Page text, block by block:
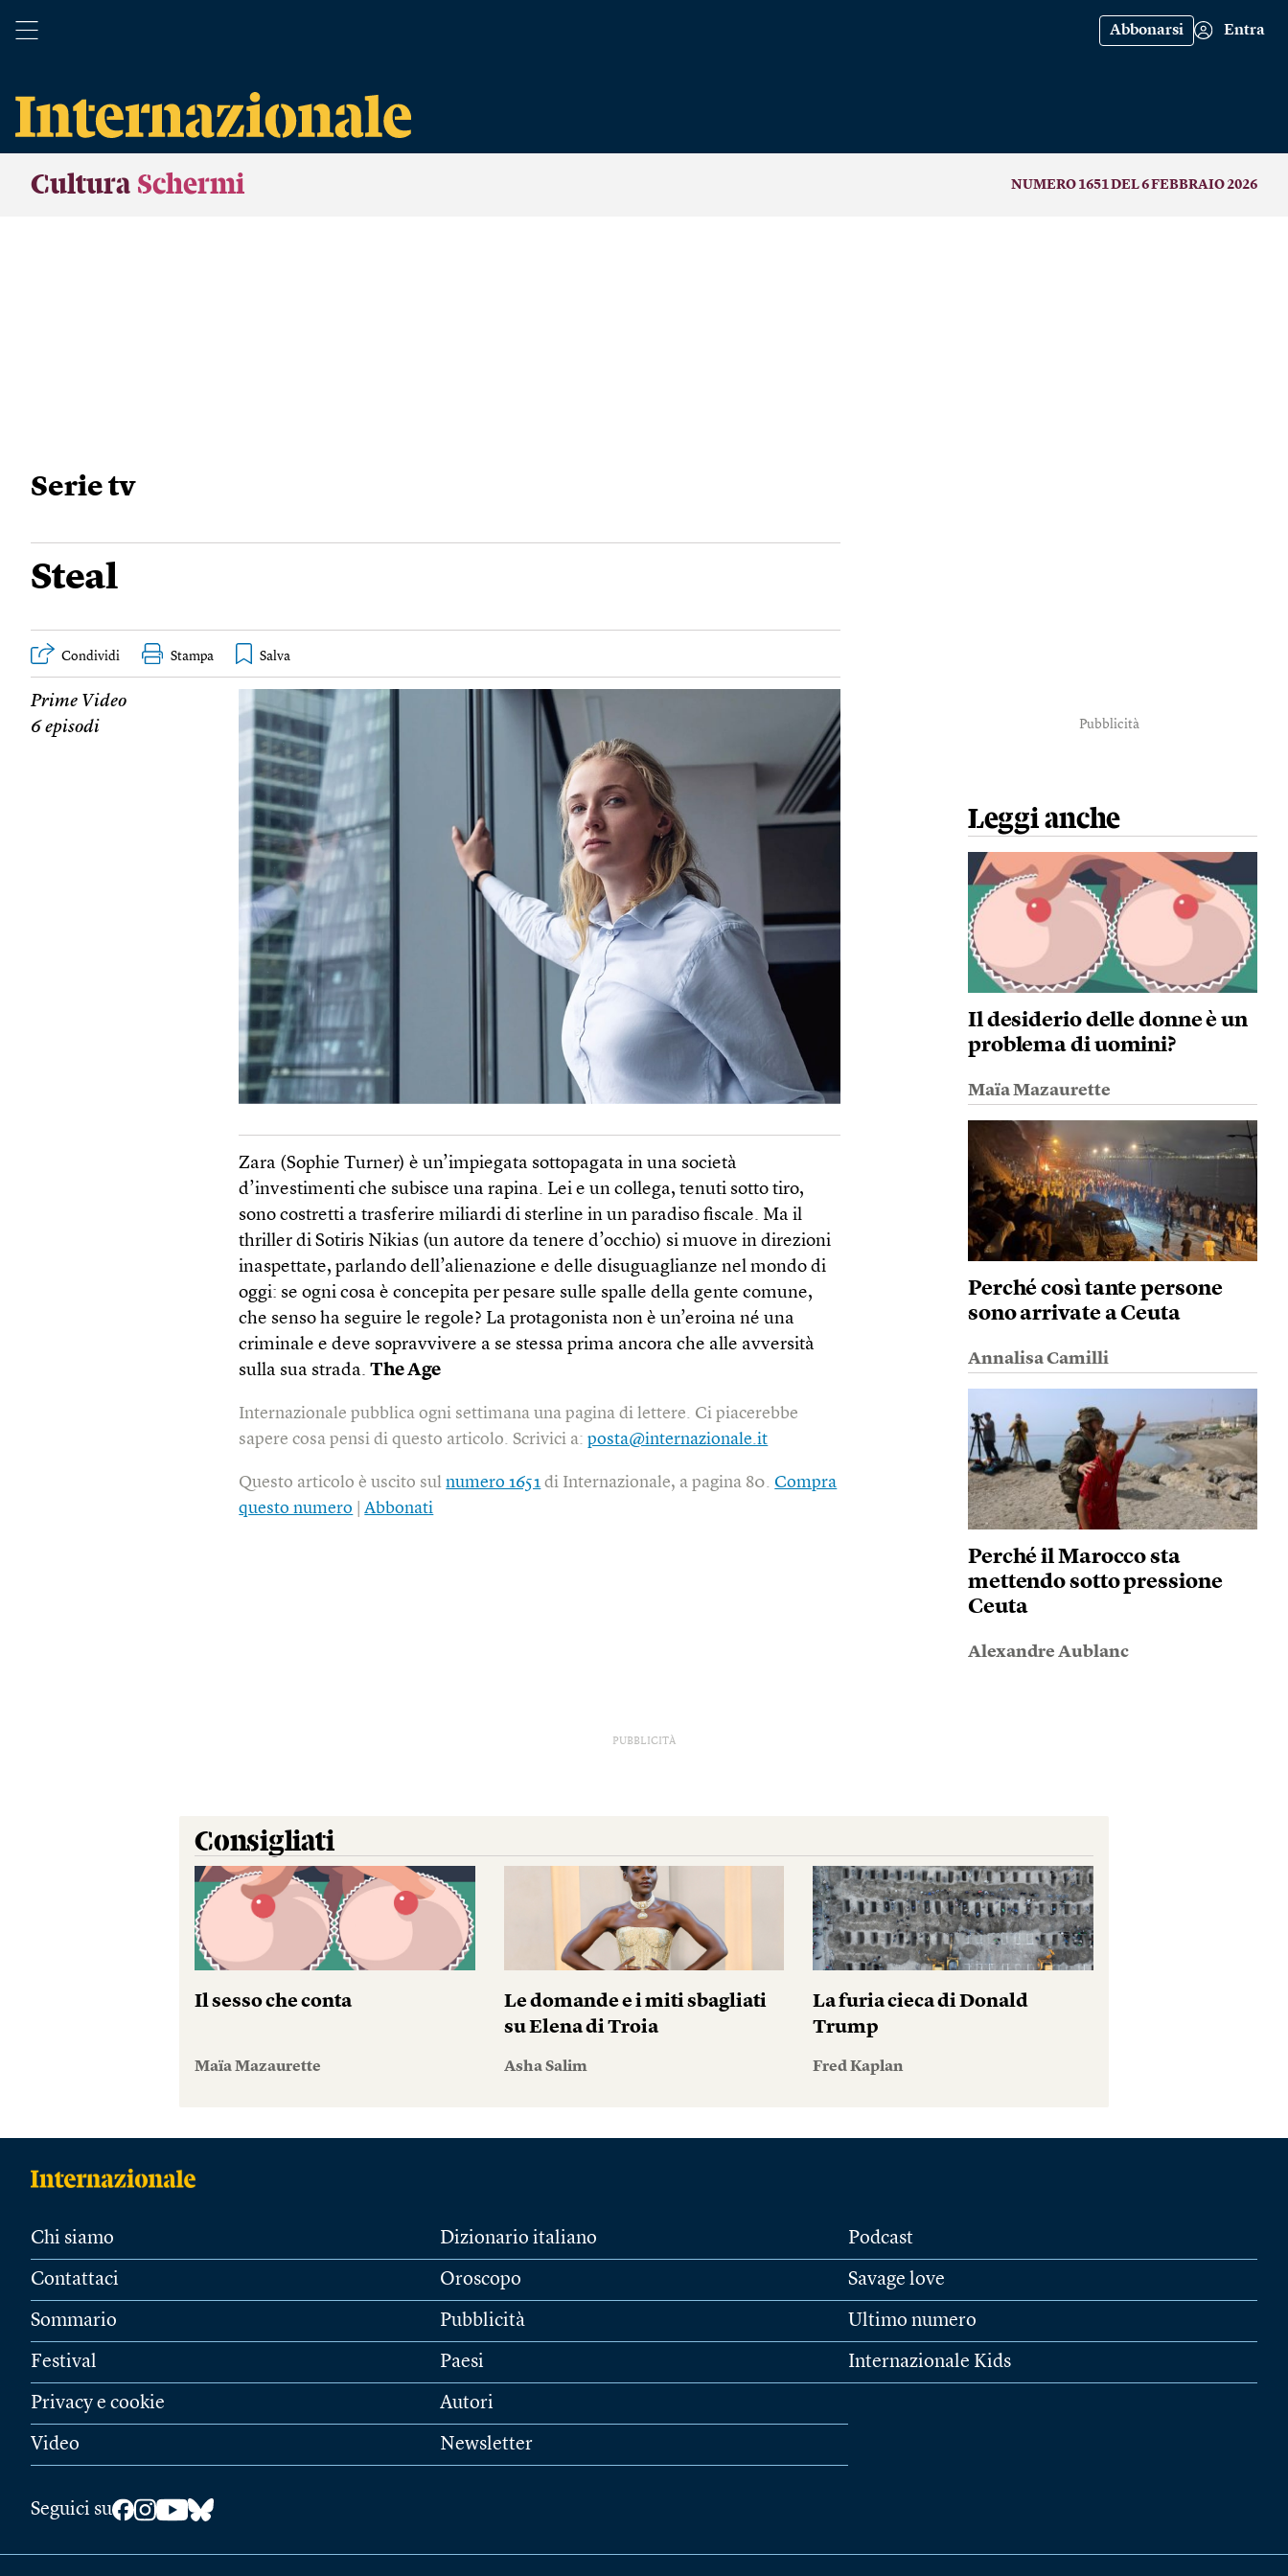
Abbonarsi Entra
Cultura Schermi NUMERO 1651 DEL 6 FEBBRAIO 2026
Serie tv
Steal
Condividi Stampa
Prime Video
6 episodi
Zara (Sophie Turner) è un’impiegata sottopagata in una società
d’investimenti che subisce una rapina. Lei e un collega, tenuti sotto tiro,
sono costretti a trasferire miliardi di sterline in un paradiso fiscale. Ma il
thriller di Sotiris Nikias (un autore da tenere d’occhio) si muove in direzioni
inaspettate, parlando dell’alienazione e delle disuguaglianze nel mondo di
oggi: se ogni cosa è concepita per pesare sulle spalle della gente comune,
che senso ha seguire le regole? La protagonista non è un’eroina né una
criminale e deve sopravvivere a se stessa prima ancora che alle avversità
sulla sua strada.The Age
Internazionale pubblica ogni settimana una pagina di lettere. Ci piacerebbe
sapere cosa pensi di questo articolo. Scrivici a:posta@internazionale.it
Questo articolo è uscito sulnumero 1651 di Internazionale, a pagina 80.Compra
questo numero |Abbonati
Pubblicità
Leggi anche
Il desiderio delle donne è un
problema di uomini?
Maïa Mazaurette
Perché così tante persone
sono arrivate a Ceuta
Annalisa Camilli
Perché il Marocco sta
mettendo sotto pressione
Ceuta
Alexandre Aublanc
PUBBLICITÀ
Consigliati
Il sesso che conta
Maïa Mazaurette
Le domande e i miti sbagliati
su Elena di Troia
Asha Salim
La furia cieca di Donald
Trump
Fred Kaplan
Chi siamo
Contattaci
Sommario
Festival
Privacy e cookie
Video
Dizionario italiano
Oroscopo
Pubblicità
Paesi
Autori
Newsletter
Podcast
Savage love
Ultimo numero
Internazionale Kids
Seguici su